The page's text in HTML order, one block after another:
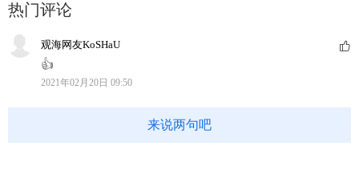
热门评论
观海网友KoSHaU
👍
2021年02月20日 09:50
来说两句吧